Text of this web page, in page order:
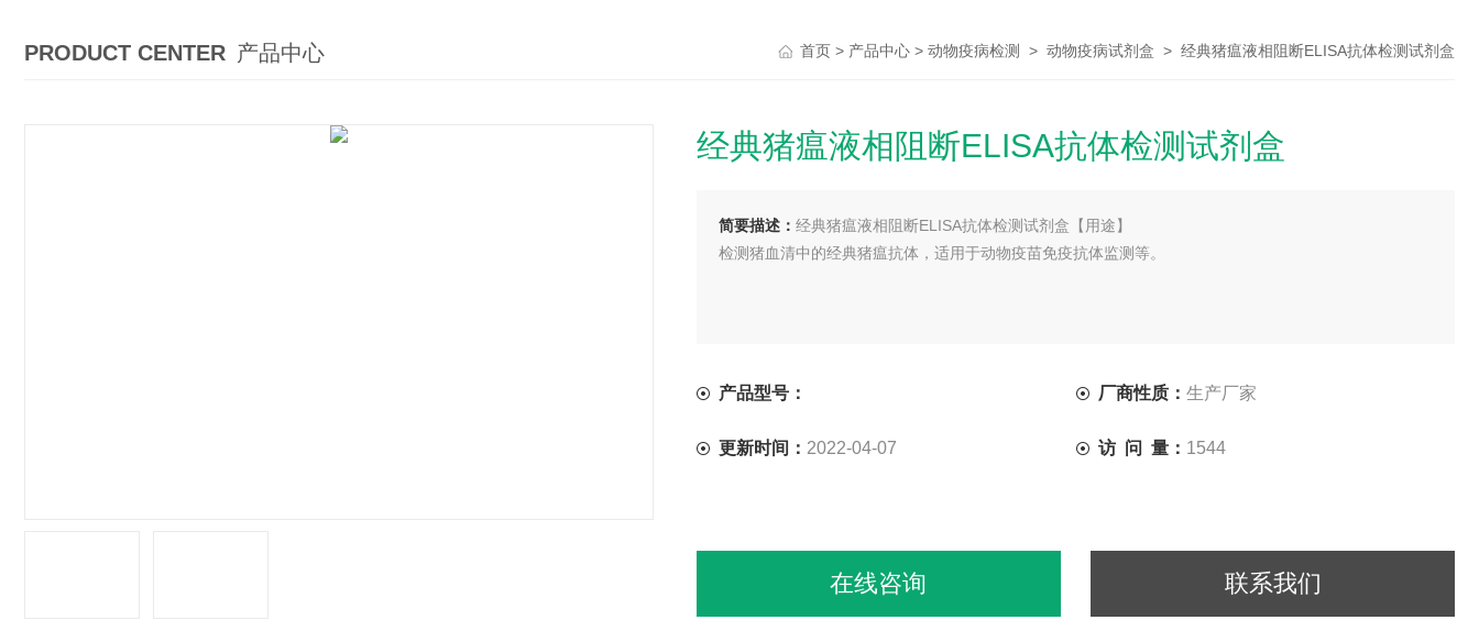
PRODUCT CENTER 产品中心 首页 > 产品中心 > 动物疫病检测 > 动物疫病试剂盒 > 经典猪瘟液相阻断ELISA抗体检测试剂盒
经典猪瘟液相阻断ELISA抗体检测试剂盒
简要描述： 经典猪瘟液相阻断ELISA抗体检测试剂盒【用途】
检测猪血清中的经典猪瘟抗体，适用于动物疫苗免疫抗体监测等。
产品型号： 厂商性质： 生产厂家
更新时间： 2022-04-07 访 问 量： 1544
在线咨询 联系我们